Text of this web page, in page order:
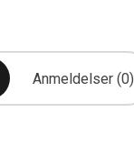
Anmeldelser (0)